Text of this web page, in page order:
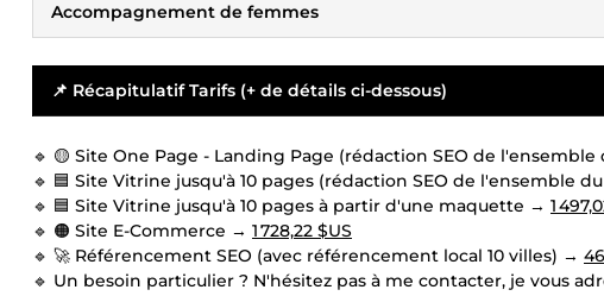
Accompagnement de femmes
📌 Récapitulatif Tarifs (+ de détails ci-dessous)
🔹 🟡 Site One Page - Landing Page (rédaction SEO de
🔹 🟦 Site Vitrine jusqu'à 10 pages (rédaction SEO de l'ensemble
🔹 🟦 Site Vitrine jusqu'à 10 pages à partir d'une maquette → 1
🔹 🟠 Site E-Commerce → 1 728,22 $US
🔹 🚀 Référencement SEO (avec référencement local 10 villes) →
🔹 Un besoin particulier ? N'hésitez pas à me contacter, je vous